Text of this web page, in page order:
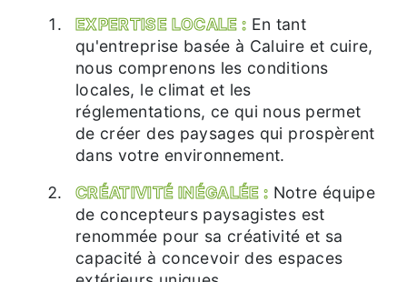
EXPERTISE LOCALE : En tant
qu'entreprise basée à Caluire et cuire,
nous comprenons les conditions
locales, le climat et les
réglementations, ce qui nous permet
de créer des paysages qui prospèrent
dans votre environnement.
CRÉATIVITÉ INÉGALÉE : Notre équipe
de concepteurs paysagistes est
renommée pour sa créativité et sa
capacité à concevoir des espaces